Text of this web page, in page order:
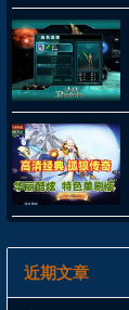
近期文章